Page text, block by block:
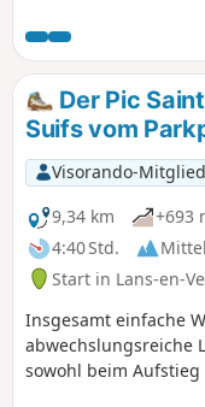
entdecken. Die Route
verschiedenen
ausgeschildert und
hervorragend für
Der Pic
Suifs vom
Visorando-Mitglied
9,34 km
+693
4:40 Std.
Mittel
Start in Lans-en-
Insgesamt einfache
abwechslungsreiche
sowohl beim